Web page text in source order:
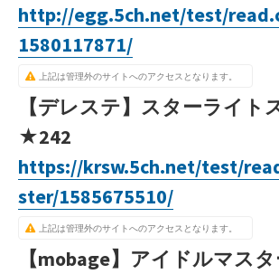
http://egg.5ch.net/test/
1580117871/
上記は管理外のサイトへのアクセスとなります。
【デレステ】スターライト
★242
https://krsw.5ch.net/test/
ster/1585675510/
上記は管理外のサイトへのアクセスとなります。
【mobage】アイドルマス